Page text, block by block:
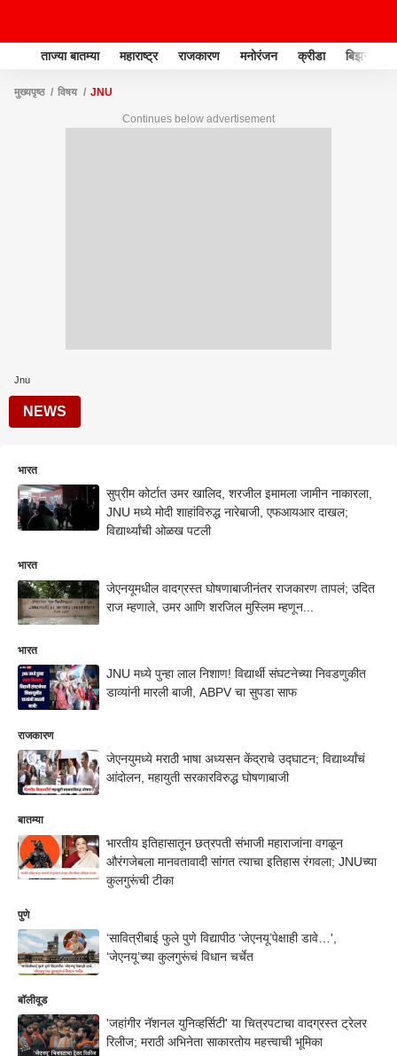
ताज्या बातम्या महाराष्ट्र राजकारण मनोरंजन क्रीडा बिझनेस
मुख्यपृष्ठ विषय JNU
Continues below advertisement
Jnu
NEWS
भारत
सुप्रीम कोर्टात उमर खालिद, शरजील इमामला जामीन नाकारला,
JNU मध्ये मोदी शाहांविरुद्ध नारेबाजी, एफआयआर दाखल;
विद्यार्थ्यांची ओळख पटली
भारत
जेएनयूमधील वादग्रस्त घोषणाबाजीनंतर राजकारण तापलं; उदित
राज म्हणाले, उमर आणि शरजिल मुस्लिम म्हणून...
भारत
JNU मध्ये पुन्हा लाल निशाण! विद्यार्थी संघटनेच्या निवडणुकीत
डाव्यांनी मारली बाजी, ABPV चा सुपडा साफ
राजकारण
जेएनयुमध्ये मराठी भाषा अध्यसन केंद्राचे उद्घाटन; विद्यार्थ्यांचं
आंदोलन, महायुती सरकारविरुद्ध घोषणाबाजी
बातम्या
भारतीय इतिहासातून छत्रपती संभाजी महाराजांना वगळून
औरंगजेबला मानवतावादी सांगत त्याचा इतिहास रंगवला; JNUच्या
कुलगुरूंची टीका
पुणे
‘सावित्रीबाई फुले पुणे विद्यापीठ ‘जेएनयू’पेक्षाही डावे…',
‘जेएनयू’च्या कुलगुरूंचं विधान चर्चेत
बॉलीवूड
'जहांगीर नॅशनल युनिव्हर्सिटी' या चित्रपटाचा वादग्रस्त ट्रेलर
रिलीज; मराठी अभिनेता साकारतोय महत्त्वाची भूमिका